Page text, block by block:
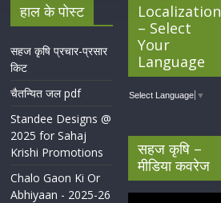
हाल के पोस्ट
सहज कृषि प्रचार-प्रसार
किट
चैतन्यित जल pdf
Standee Designs @
2025 for Sahaj
Krishi Promotions
Chalo Gaon Ki Or
Abhiyaan - 2025-26
Localization
– Select
Your
Language
Select Language ▼
सहज कृषि –
मीडिया कवरेज